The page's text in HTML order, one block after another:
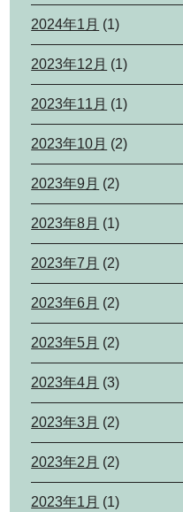
2024年1月 (1)
2023年12月 (1)
2023年11月 (1)
2023年10月 (2)
2023年9月 (2)
2023年8月 (1)
2023年7月 (2)
2023年6月 (2)
2023年5月 (2)
2023年4月 (3)
2023年3月 (2)
2023年2月 (2)
2023年1月 (1)